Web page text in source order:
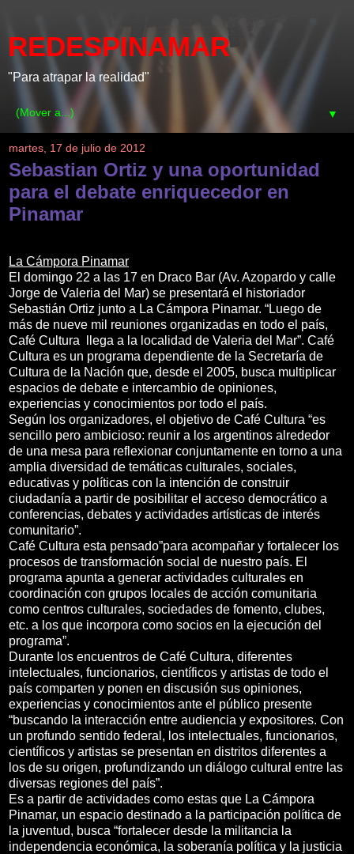
REDESPINAMAR
"Para atrapar la realidad"
▼
martes, 17 de julio de 2012
Sebastian Ortiz y una oportunidad
para el debate enriquecedor en
Pinamar
La Cámpora Pinamar
El domingo 22 a las 17 en Draco Bar (Av. Azopardo y calle
Jorge de Valeria del Mar) se presentará el historiador
Sebastián Ortiz junto a La Cámpora Pinamar. “Luego de
más de nueve mil reuniones organizadas en todo el país,
Café Cultura llega a la localidad de Valeria del Mar”. Café
Cultura es un programa dependiente de la Secretaría de
Cultura de la Nación que, desde el 2005, busca multiplicar
espacios de debate e intercambio de opiniones,
experiencias y conocimientos por todo el país.
Según los organizadores, el objetivo de Café Cultura “es
sencillo pero ambicioso: reunir a los argentinos alrededor
de una mesa para reflexionar conjuntamente en torno a una
amplia diversidad de temáticas culturales, sociales,
educativas y políticas con la intención de construir
ciudadanía a partir de posibilitar el acceso democrático a
conferencias, debates y actividades artísticas de interés
comunitario”.
Café Cultura esta pensado”para acompañar y fortalecer los
procesos de transformación social de nuestro país. El
programa apunta a generar actividades culturales en
coordinación con grupos locales de acción comunitaria
como centros culturales, sociedades de fomento, clubes,
etc. a los que incorpora como socios en la ejecución del
programa”.
Durante los encuentros de Café Cultura, diferentes
intelectuales, funcionarios, científicos y artistas de todo el
país comparten y ponen en discusión sus opiniones,
experiencias y conocimientos ante el público presente
“buscando la interacción entre audiencia y expositores. Con
un profundo sentido federal, los intelectuales, funcionarios,
científicos y artistas se presentan en distritos diferentes a
los de su origen, profundizando un diálogo cultural entre las
diversas regiones del país”.
Es a partir de actividades como estas que La Cámpora
Pinamar, un espacio destinado a la participación política de
la juventud, busca “fortalecer desde la militancia la
independencia económica, la soberanía política y la justicia